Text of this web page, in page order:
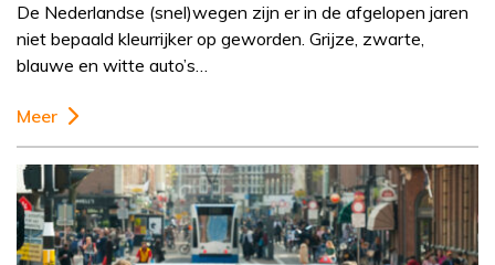
De Nederlandse (snel)wegen zijn er in de afgelopen jaren
niet bepaald kleurrijker op geworden. Grijze, zwarte,
blauwe en witte auto’s…
Meer